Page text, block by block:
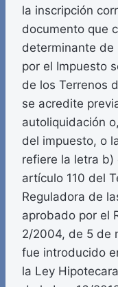
la inscripción
documento que
determinante de
por el Impuesto
de los Terrenos
se acredite
autoliquidación
del impuesto, o
refiere la letra
artículo 110 del
Reguladora de
aprobado por el
2/2004, de 5 de
fue introducido
la Ley